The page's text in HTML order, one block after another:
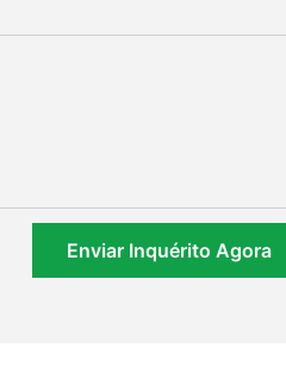
Enviar Inquérito Agora